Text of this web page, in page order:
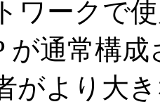
ワークで
が通常構
がより大